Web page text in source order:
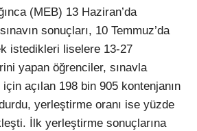
(MEB) 13 Haziran’da
sonuçları, 10 Temmuz’da
istedikleri liselere 13-27
yapan öğrenciler, sınavla
açılan 198 bin 905 kontenjanın
yerleştirme oranı ise yüzde
İlk yerleştirme sonuçlarına